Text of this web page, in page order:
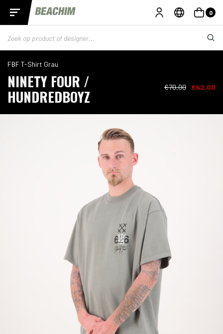
0
FBF T-Shirt Grau
NINETY FOUR /
HUNDREDBOYZ €70,00 €42,00